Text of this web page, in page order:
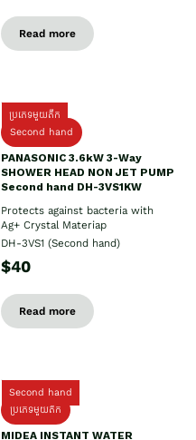
Read more
ប្រភេទមួយតឹក
Second hand
PANASONIC 3.6kW 3-Way
SHOWER HEAD NON JET PUMP
Second hand DH-3VS1KW
Protects against bacteria with
Ag+ Crystal Materiap
DH-3VS1 (Second hand)
$40
Read more
Second hand
ប្រភេទមួយតឹក
MIDEA INSTANT WATER